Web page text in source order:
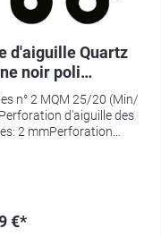
d'aiguille Quartz
noir poli
n° 2 MQM 25/20 (Min/
d'aiguille des
2 mmPerforation
€*